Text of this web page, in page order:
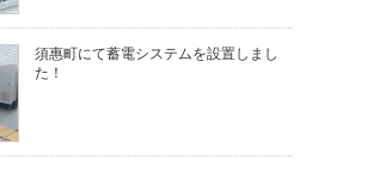
須惠町にて蓄電システムを設置しまし
た！